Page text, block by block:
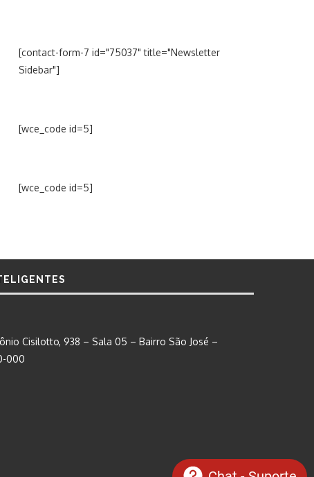
[contact-form-7 id="75037" title="Newsletter
Sidebar"]
[wce_code id=5]
[wce_code id=5]
Cisilotto, 938 – Sala 05 – Bairro São José –
000